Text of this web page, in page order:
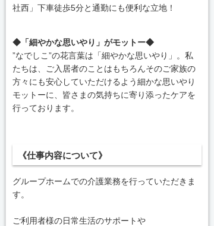
社西」下車徒歩5分と通勤にも便利な立地！
◆「細やかな思いやり」がモットー◆
”なでしこ”の花言葉は「細やかな思いやり」。私
たちは、ご入居者のことはもちろんそのご家族の
方々にも安心していただけるよう細かな思いやり
モットーに、皆さまの気持ちに寄り添ったケアを
行っております。
《仕事内容について》
グループホームでの介護業務を行っていただきま
す。
ご利用者様の日常生活のサポートや